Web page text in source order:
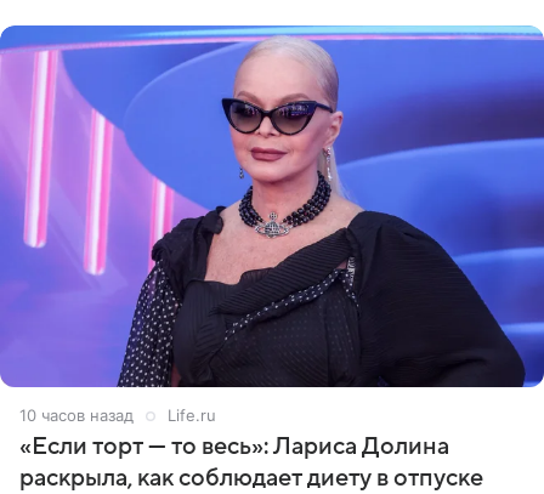
10 часов назад Life.ru
«Если торт — то весь»: Лариса Долина
раскрыла, как соблюдает диету в отпуске